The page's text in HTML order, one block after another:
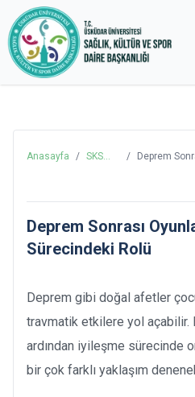
Anasayfa / SKS
/
Deprem
Deprem Sonrası
Sürecindeki Rolü
Deprem gibi doğal afetler
travmatik etkilere yol açabilir.
ardından iyileşme sürecinde
bir çok farklı yaklaşım